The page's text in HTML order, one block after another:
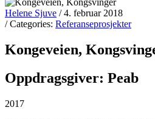
Helene Sjuve / 4. februar 2018
/ Categories: Referanseprosjekter
Kongeveien,
Oppdragsgiver: Peab
2017